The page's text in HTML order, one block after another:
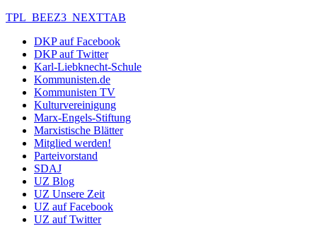
TPL_BEEZ3_NEXTTAB
DKP auf Facebook
DKP auf Twitter
Karl-Liebknecht-Schule
Kommunisten.de
Kommunisten TV
Kulturvereinigung
Marx-Engels-Stiftung
Marxistische Blätter
Mitglied werden!
Parteivorstand
SDAJ
UZ Blog
UZ Unsere Zeit
UZ auf Facebook
UZ auf Twitter